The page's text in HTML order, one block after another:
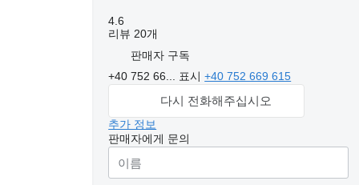
4.6
리뷰 20개
판매자 구독
+40 752 66...
표시+40 752 669 615
다시 전화해주십시오
추가 정보
판매자에게 문의